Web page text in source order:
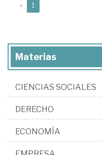
« 1
Materias
CIENCIAS SOCIALES
DERECHO
ECONOMÍA